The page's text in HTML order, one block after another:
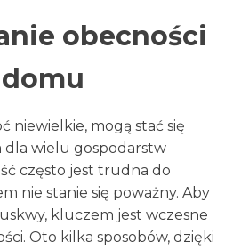
obecności
niewielkie, mogą stać się
wielu gospodarstw
często jest trudna do
nie stanie się poważny. Aby
kluczem jest wczesne
Oto kilka sposobów, dzięki